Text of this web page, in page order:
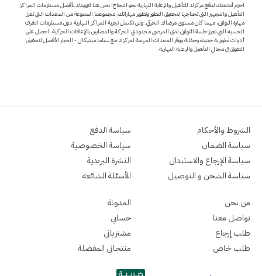
احزم أمتعتك لدفع مركزك للتأهيل والرعاية النهارية نحو النجاح! نحن هنا لتزويدك بأفضل مستلزمات المراكز
التأهيل والتجهيز التي تحتاجها لتحقيق التطور وتطوير مهاراتك. مجموعتنا المتنوعة من المعدات التي تعزز
مهارة التوازن، مهما كان مستوى مرضاك الحركي. ولن تكتمل تجربة المراكز النهارية دون مستلزمات الغرف
الحسيه التي تعزز حاسة التوازن لدى المرضى محدودي الحركة والمصابين بالإعاقات الحركية. احصل على
أدوات تطويرية جديدة وجذابة ووفر المعدات المهمة لمركزك مع سباما ميديكال - الخيار الأفضل لتحقيق
التفوق في مجال التأهيل والرعاية النهارية.
الشروط والأحكام
سياسة الضمان
سياسة الإرجاع والاستبدال
سياسة الشحن و التوصيل
سياسة الدفع
سياسة الخصوصية
النشرة البريدية
الأسئلة الشائعة
من نحن
تواصل معنا
طلب إرجاع
طلب خاص
المدونة
حسابي
مشترياتي
منتجاتي المفضلة